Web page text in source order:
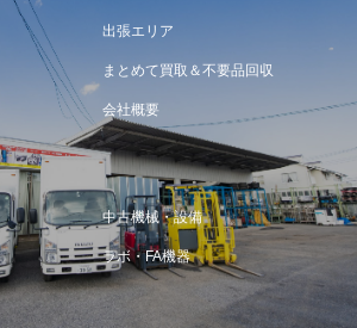
出張エリア
まとめて買取＆不要品回収
会社概要
中古機械・設備
ラボ・FA機器